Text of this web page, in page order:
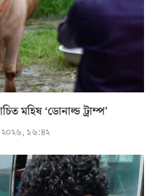
মহিষ ‘ডোনাল্ড ট্রাম্প’
২০২৬, ১৬:৪২